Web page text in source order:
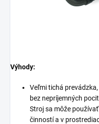
Výhody:
Veľmi tichá
bez nepríjemných
Stroj sa môže
činností a v